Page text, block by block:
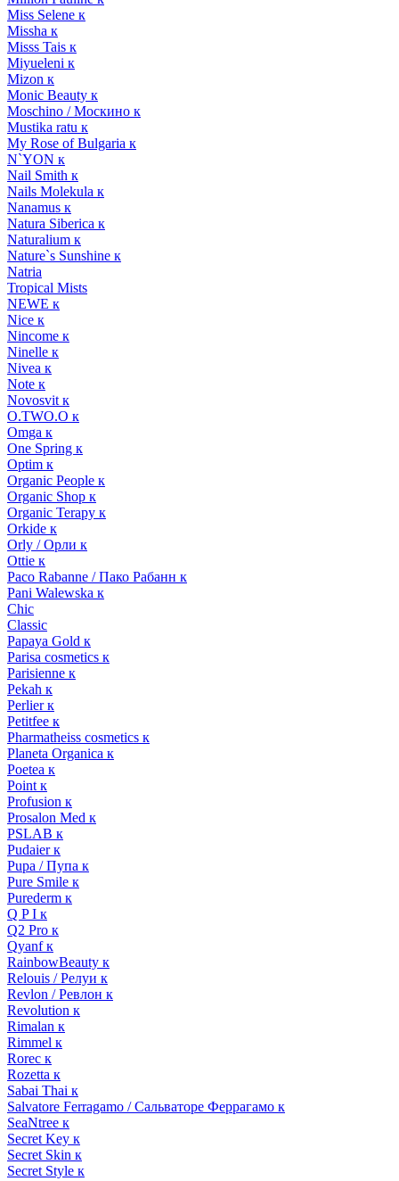
Miss Selene к
Missha к
Misss Tais к
Miyueleni к
Mizon к
Monic Beauty к
Moschino / Москино к
Mustika ratu к
My Rose of Bulgaria к
N`YON к
Nail Smith к
Nails Molekula к
Nanamus к
Natura Siberica к
Naturalium к
Nature`s Sunshine к
Natria
Tropical Mists
NEWE к
Nice к
Nincome к
Ninelle к
Nivea к
Note к
Novosvit к
O.TWO.O к
Omga к
One Spring к
Optim к
Organic People к
Organic Shop к
Organic Terapy к
Orkide к
Orly / Орли к
Ottie к
Paco Rabanne / Пако Рабанн к
Pani Walewska к
Chic
Classic
Papaya Gold к
Parisa cosmetics к
Parisienne к
Pekah к
Perlier к
Petitfee к
Pharmatheiss cosmetics к
Planeta Organica к
Poetea к
Point к
Profusion к
Prosalon Med к
PSLAB к
Pudaier к
Pupa / Пупа к
Pure Smile к
Purederm к
Q P I к
Q2 Pro к
Qyanf к
RainbowBeauty к
Relouis / Релуи к
Revlon / Ревлон к
Revolution к
Rimalan к
Rimmel к
Rorec к
Rozetta к
Sabai Thai к
Salvatore Ferragamo / Сальваторе Феррагамо к
SeaNtree к
Secret Key к
Secret Skin к
Secret Style к